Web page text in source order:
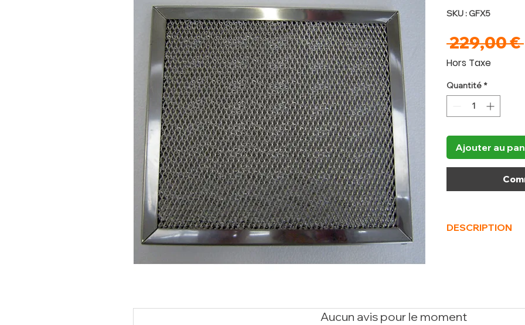
SKU : GFX5
229,00 €
Hors Taxe
Quantité *
Ajouter au
DESCRIPTION
Aucun avis pour le moment